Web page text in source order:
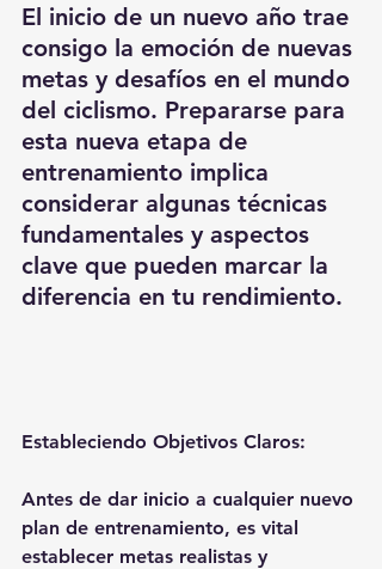
El inicio de un nuevo año trae
consigo la emoción de nuevas
metas y desafíos en el mundo
del ciclismo. Prepararse para
esta nueva etapa de
entrenamiento implica
considerar algunas técnicas
fundamentales y aspectos
clave que pueden marcar la
diferencia en tu rendimiento.
Estableciendo Objetivos Claros:
Antes de dar inicio a cualquier nuevo
plan de entrenamiento, es vital
establecer metas realistas y